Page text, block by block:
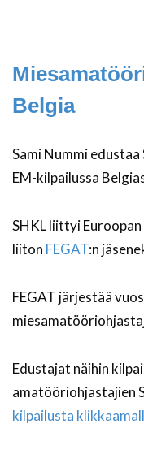
Belgia
Sami Nummi
EM-kilpailussa
SHKL liittyi
liiton FEGAT:n
FEGAT järjestää
Edustajat näihin
amatööriohjastajien
kilpailusta